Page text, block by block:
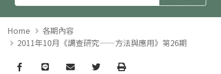
Home
各期內容
2011年10月《調查研究——方法與應用》第26期
Facebook
line email TwitterPrint